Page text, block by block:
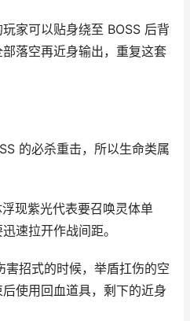
家可以贴身绕至 BOSS 后背
落空再近身输出，重复这套
的必杀重击，所以生命类属
现紫光代表要召唤灵体单
速拉开作战间距。
害招式的时候，举盾扛伤的空
使用回血道具，剩下的近身